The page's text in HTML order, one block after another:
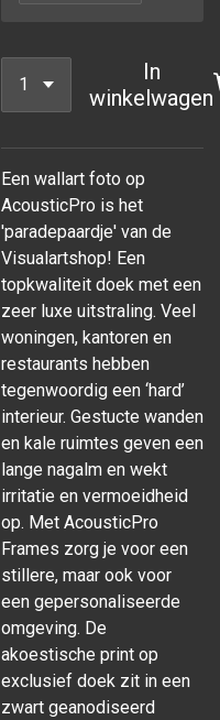
In
winkelwagen
Een wallart foto op
AcousticPro is het
'paradepaardje' van de
Visualartshop! Een
topkwaliteit doek met een
zeer luxe uitstraling. Veel
woningen, kantoren en
restaurants hebben
tegenwoordig een ‘hard’
interieur. Gestucte wanden
en kale ruimtes geven een
lange nagalm en wekt
irritatie en vermoeidheid
op. Met AcousticPro
Frames zorg je voor een
stillere, maar ook voor
een gepersonaliseerde
omgeving. De
akoestische print op
exclusief doek zit in een
zwart geanodiseerd